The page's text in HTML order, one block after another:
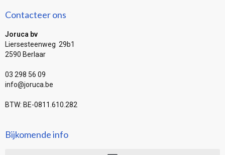
Contacteer ons
Joruca bv
Liersesteenweg 29b1
2590 Berlaar
03 298 56 09
info@joruca.be
BTW: BE-0811.610.282
Bijkomende info